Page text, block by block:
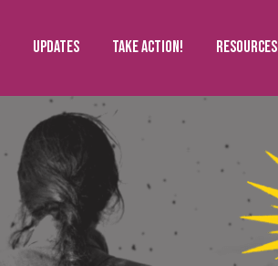
Updates Take action! Resources